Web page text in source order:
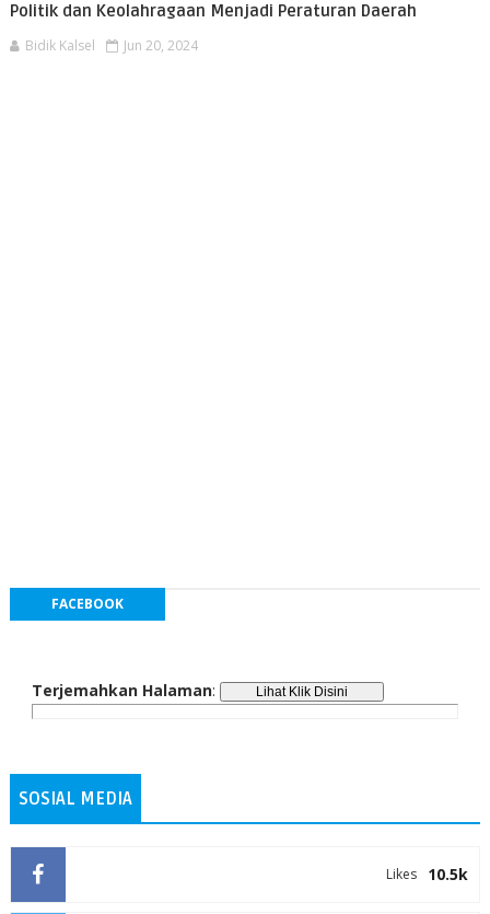
Politik dan Keolahragaan Menjadi Peraturan Daerah
Bidik Kalsel Jun 20, 2024
FACEBOOK
Terjemahkan Halaman:
SOSIAL MEDIA
10.5k
Likes